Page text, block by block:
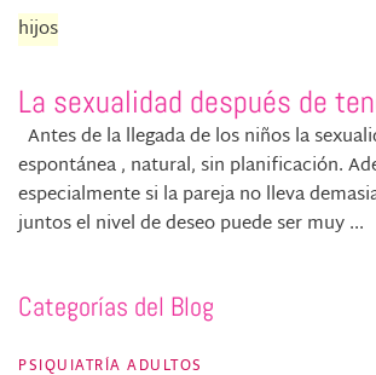
hijos
La sexualidad después de
Antes de la llegada de los niños la
espontánea , natural, sin planificación.
especialmente si la pareja no lleva
juntos el nivel de deseo puede ser muy ...
Categorías del Blog
PSIQUIATRÍA ADULTOS